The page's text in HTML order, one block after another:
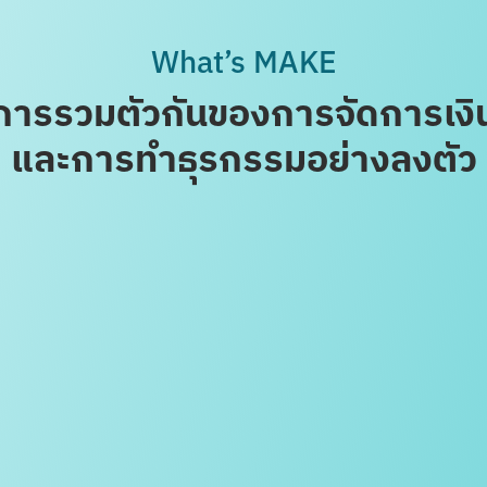
What’s MAKE
รรวมตัวกันของการจัดการเ
และการทำธุรกรรมอย่างลงตัว